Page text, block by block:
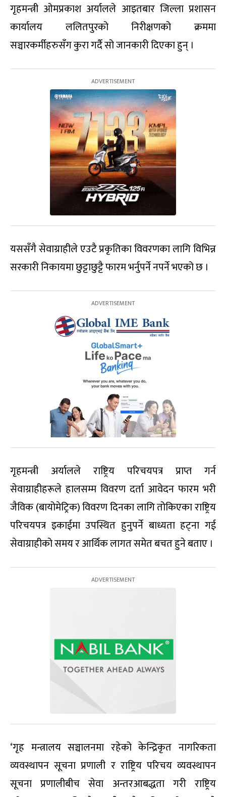
गृहमन्त्री ओमप्रकाश अर्यालले आइतबार जिल्ला प्रशासन
कार्यालय ललितपुरको निरीक्षणको क्रममा
सञ्चारकर्मीहरुसँग कुरा गर्दै सो जानकारी दिएका हुन् ।
यससँगै सेवाग्राहीले एउटै प्रकृतिका विवरणका लागि विभिन्न
सरकारी निकायमा छुट्टाछुट्टै फारम भर्नुपर्ने नपर्ने भएको छ ।
गृहमन्त्री अर्यालले राष्ट्रिय परिचयपत्र प्राप्त गर्न
सेवाग्राहीहरूले हालसम्म विवरण दर्ता आवेदन फारम भरी
जैविक (बायोमेट्रिक) विवरण दिनका लागि तोकिएका राष्ट्रिय
परिचयपत्र इकाईमा उपस्थित हुनुपर्ने बाध्यता हट्ना गई
सेवाग्राहीको समय र आर्थिक लागत समेत बचत हुने बताए ।
‘गृह मन्त्रालय सञ्चालनमा रहेको केन्द्रिकृत नागरिकता
व्यवस्थापन सूचना प्रणाली र राष्ट्रिय परिचय व्यवस्थापन
सूचना प्रणालीबीच सेवा अन्तरआबद्धता गरी राष्ट्रिय